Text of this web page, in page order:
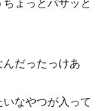
ょっとパサッと
だったっけあ
なやつが入って